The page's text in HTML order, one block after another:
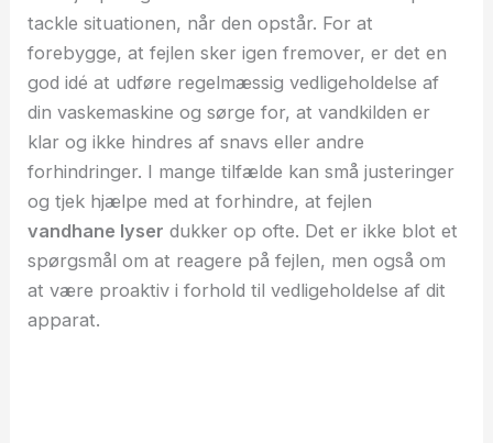
tackle situationen, når den opstår. For at
forebygge, at fejlen sker igen fremover, er det en
god idé at udføre regelmæssig vedligeholdelse af
din vaskemaskine og sørge for, at vandkilden er
klar og ikke hindres af snavs eller andre
forhindringer. I mange tilfælde kan små justeringer
og tjek hjælpe med at forhindre, at fejlen
vandhane lyser dukker op ofte. Det er ikke blot et
spørgsmål om at reagere på fejlen, men også om
at være proaktiv i forhold til vedligeholdelse af dit
apparat.